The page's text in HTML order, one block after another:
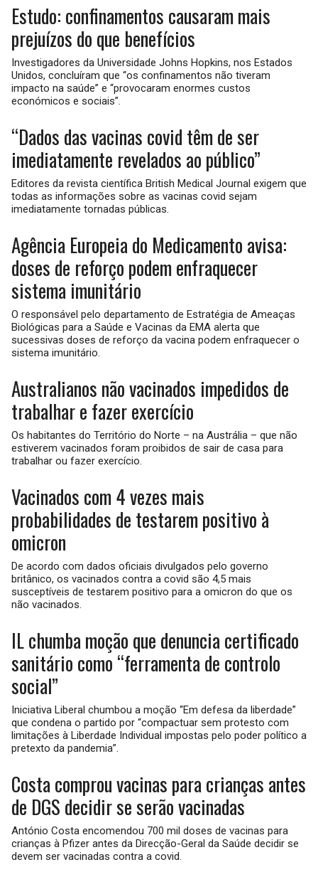
Estudo: confinamentos causaram mais
prejuízos do que benefícios
Investigadores da Universidade Johns Hopkins, nos Estados
Unidos, concluíram que “os confinamentos não tiveram
impacto na saúde” e “provocaram enormes custos
económicos e sociais”.
“Dados das vacinas covid têm de ser
imediatamente revelados ao público”
Editores da revista científica British Medical Journal exigem que
todas as informações sobre as vacinas covid sejam
imediatamente tornadas públicas.
Agência Europeia do Medicamento avisa:
doses de reforço podem enfraquecer
sistema imunitário
O responsável pelo departamento de Estratégia de Ameaças
Biológicas para a Saúde e Vacinas da EMA alerta que
sucessivas doses de reforço da vacina podem enfraquecer o
sistema imunitário.
Australianos não vacinados impedidos de
trabalhar e fazer exercício
Os habitantes do Território do Norte – na Austrália – que não
estiverem vacinados foram proibidos de sair de casa para
trabalhar ou fazer exercício.
Vacinados com 4 vezes mais
probabilidades de testarem positivo à
omicron
De acordo com dados oficiais divulgados pelo governo
britânico, os vacinados contra a covid são 4,5 mais
susceptíveis de testarem positivo para a omicron do que os
não vacinados.
IL chumba moção que denuncia certificado
sanitário como “ferramenta de controlo
social”
Iniciativa Liberal chumbou a moção “Em defesa da liberdade”
que condena o partido por “compactuar sem protesto com
limitações à Liberdade Individual impostas pelo poder político a
pretexto da pandemia”.
Costa comprou vacinas para crianças antes
de DGS decidir se serão vacinadas
António Costa encomendou 700 mil doses de vacinas para
crianças à Pfizer antes da Direcção-Geral da Saúde decidir se
devem ser vacinadas contra a covid.